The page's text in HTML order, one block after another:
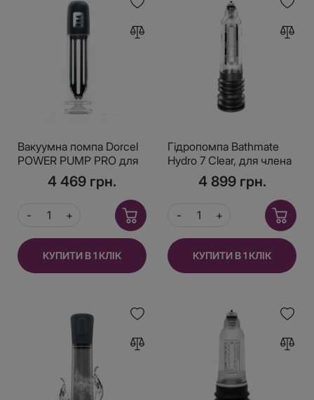
Вакуумна помпа Dorcel
POWER PUMP PRO для
члена довжиною до 20
см, діаметр до 5 см
4 469 грн.
КУПИТИ В 1 КЛІК
Гідропомпа Bathmate
Hydro 7 Clear, для члена
довижной от 12,5 до
18см, діаметр до 5см
4 899 грн.
КУПИТИ В 1 КЛІК